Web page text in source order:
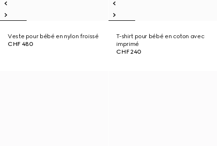
Veste pour bébé en nylon froissé
CHF 480
T-shirt pour bébé en coton avec
imprimé
CHF 240